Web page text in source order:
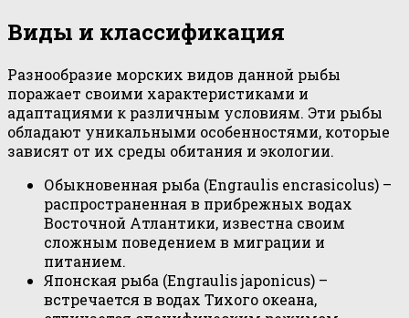
Виды и классификация
Разнообразие морских видов данной рыбы
поражает своими характеристиками и
адаптациями к различным условиям. Эти рыбы
обладают уникальными особенностями, которые
зависят от их среды обитания и экологии.
Обыкновенная рыба (Engraulis encrasicolus) –
распространенная в прибрежных водах
Восточной Атлантики, известна своим
сложным поведением в миграции и
питанием.
Японская рыба (Engraulis japonicus) –
встречается в водах Тихого океана,